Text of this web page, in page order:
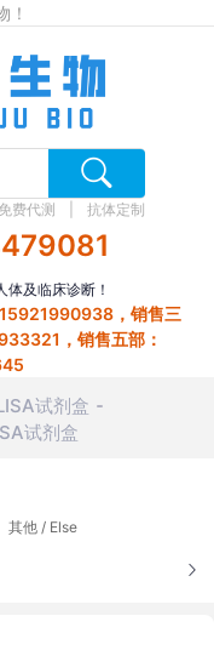
！
免费代测 抗体定制
及临床诊断！
，销售三
，销售五部：
试剂盒
试剂盒
其他 / Else